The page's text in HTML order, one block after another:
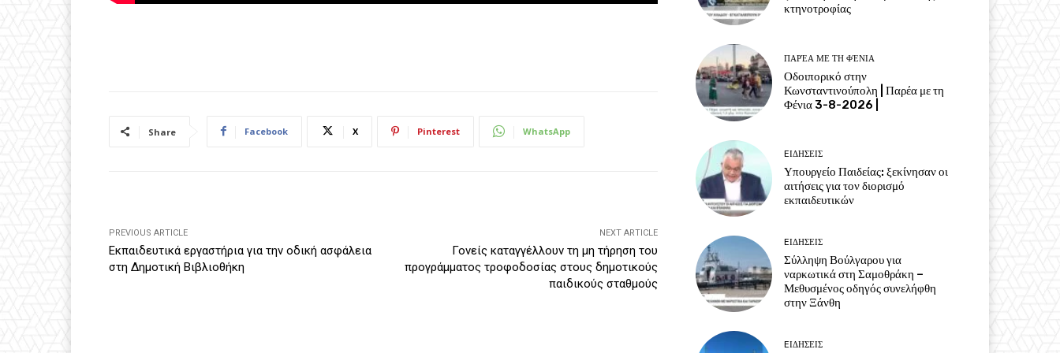
Share Facebook X Pinterest WhatsApp
PREVIOUS ARTICLE
Εκπαιδευτικά εργαστήρια για την οδική ασφάλεια
στη Δημοτική Βιβλιοθήκη
NEXT ARTICLE
Γονείς καταγγέλλουν τη μη τήρηση του
προγράμματος τροφοδοσίας στους δημοτικούς
παιδικούς σταθμούς
κτηνοτροφίας
ΠΑΡΈΑ ΜΕ ΤΗ ΦΈΝΙΑ
Οδοιπορικό στην
Κωνσταντινούπολη | Παρέα με τη
Φένια 3-8-2026 |
EΙΔΗΣΕΙΣ
Υπουργείο Παιδείας: ξεκίνησαν οι
αιτήσεις για τον διορισμό
εκπαιδευτικών
EΙΔΗΣΕΙΣ
Σύλληψη Βούλγαρου για
ναρκωτικά στη Σαμοθράκη –
Μεθυσμένος οδηγός συνελήφθη
στην Ξάνθη
EΙΔΗΣΕΙΣ